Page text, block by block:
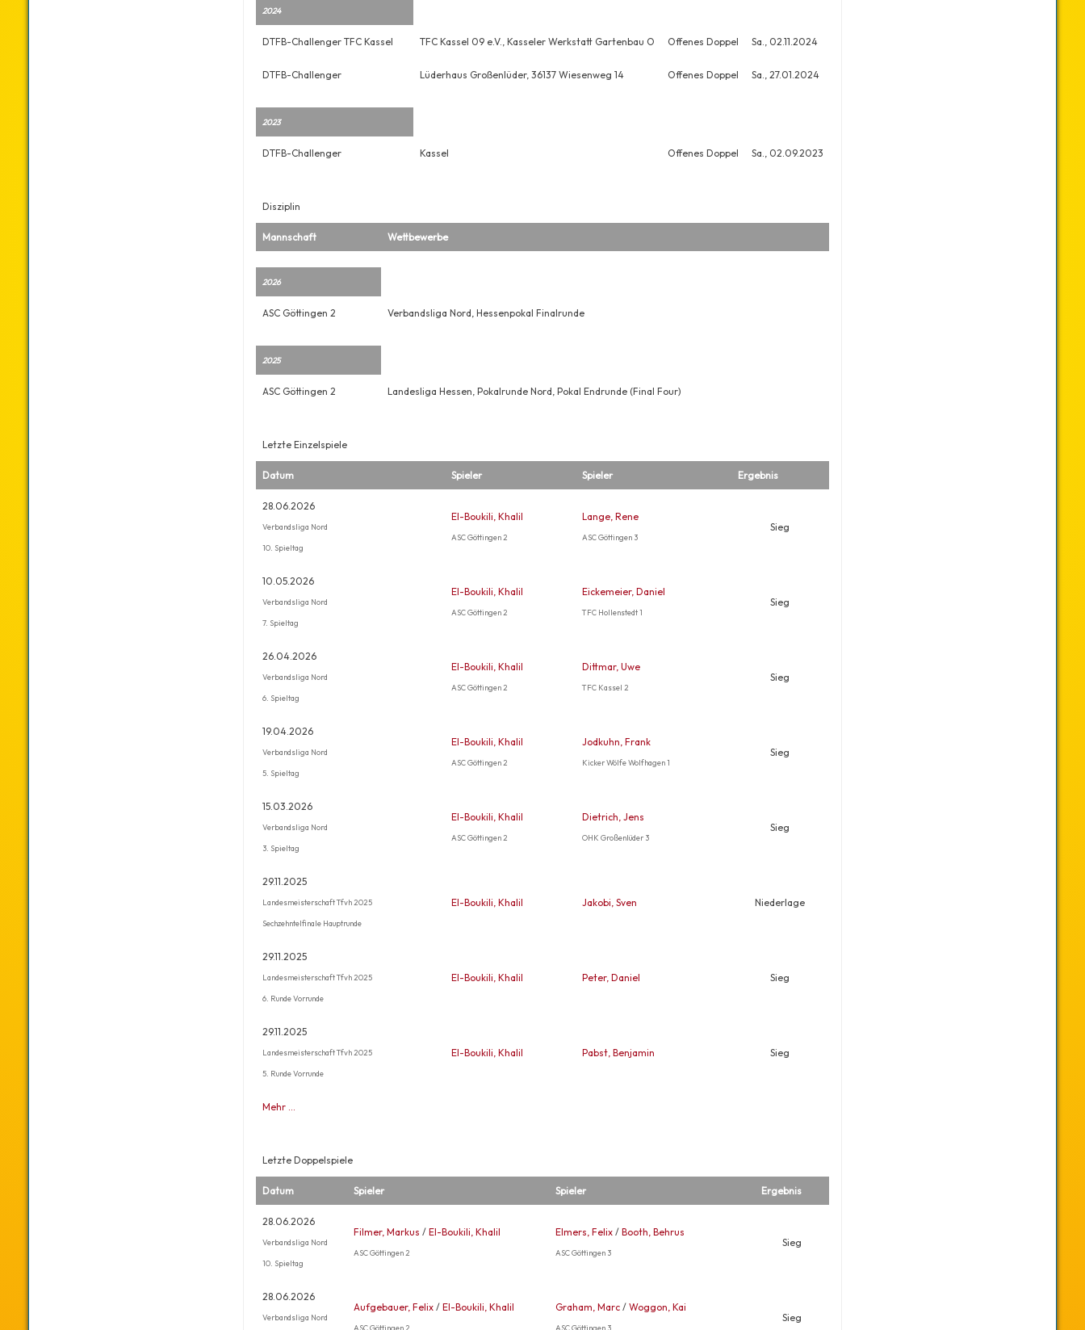
2024
DTFB-Challenger TFC Kassel TFC Kassel 09 e.V., Kasseler Werkstatt Gartenbau O Offenes Doppel Sa., 02.11.2024
DTFB-Challenger Lüderhaus Großenlüder, 36137 Wiesenweg 14 Offenes Doppel Sa., 27.01.2024
2023
DTFB-Challenger Kassel Offenes Doppel Sa., 02.09.2023
Disziplin
Mannschaft Wettbewerbe
2026
ASC Göttingen 2 Verbandsliga Nord, Hessenpokal Finalrunde
2025
ASC Göttingen 2 Landesliga Hessen, Pokalrunde Nord, Pokal Endrunde (Final Four)
Letzte Einzelspiele
Datum Spieler Spieler Ergebnis
28.06.2026
Verbandsliga Nord
10. Spieltag
El-Boukili, Khalil
ASC Göttingen 2
Lange, Rene
ASC Göttingen 3
Sieg
10.05.2026
Verbandsliga Nord
7. Spieltag
El-Boukili, Khalil
ASC Göttingen 2
Eickemeier, Daniel
TFC Hollenstedt 1
Sieg
26.04.2026
Verbandsliga Nord
6. Spieltag
El-Boukili, Khalil
ASC Göttingen 2
Dittmar, Uwe
TFC Kassel 2
Sieg
19.04.2026
Verbandsliga Nord
5. Spieltag
El-Boukili, Khalil
ASC Göttingen 2
Jodkuhn, Frank
Kicker Wölfe Wolfhagen 1
Sieg
15.03.2026
Verbandsliga Nord
3. Spieltag
El-Boukili, Khalil
ASC Göttingen 2
Dietrich, Jens
OHK Großenlüder 3
Sieg
29.11.2025
Landesmeisterschaft Tfvh 2025
Sechzehntelfinale Hauptrunde
El-Boukili, Khalil Jakobi, Sven Niederlage
29.11.2025
Landesmeisterschaft Tfvh 2025
6. Runde Vorrunde
El-Boukili, Khalil Peter, Daniel Sieg
29.11.2025
Landesmeisterschaft Tfvh 2025
5. Runde Vorrunde
El-Boukili, Khalil Pabst, Benjamin Sieg
Mehr …
Letzte Doppelspiele
Datum Spieler Spieler Ergebnis
28.06.2026
Verbandsliga Nord
10. Spieltag
Filmer, Markus / El-Boukili, Khalil
ASC Göttingen 2
Elmers, Felix/ Booth, Behrus
ASC Göttingen 3
Sieg
28.06.2026
Verbandsliga Nord
Aufgebauer, Felix/ El-Boukili, Khalil
ASC Göttingen 2
Graham, Marc/ Woggon, Kai
ASC Göttingen 3
Sieg